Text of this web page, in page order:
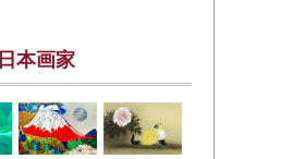
日本画家